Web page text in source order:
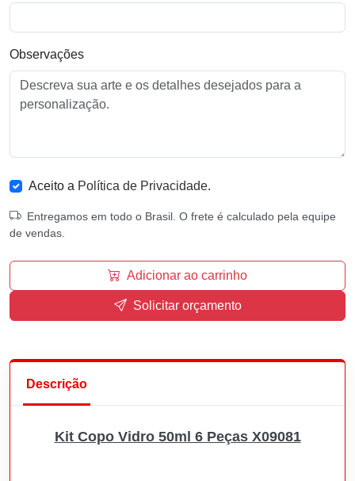
Observações
Aceito a Política de Privacidade.
Entregamos em todo o Brasil. O frete é calculado pela equipe
de vendas.
Adicionar ao carrinho
Solicitar orçamento
Descrição
Kit Copo Vidro 50ml 6 Peças X09081